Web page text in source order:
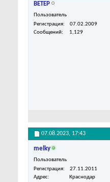
BETEP
Пользователь
Регистрация
07.02.2009
Сообщений
1,129
07.08.2023, 17:43
melky
Пользователь
Регистрация
27.11.2011
Адрес
Краснодар